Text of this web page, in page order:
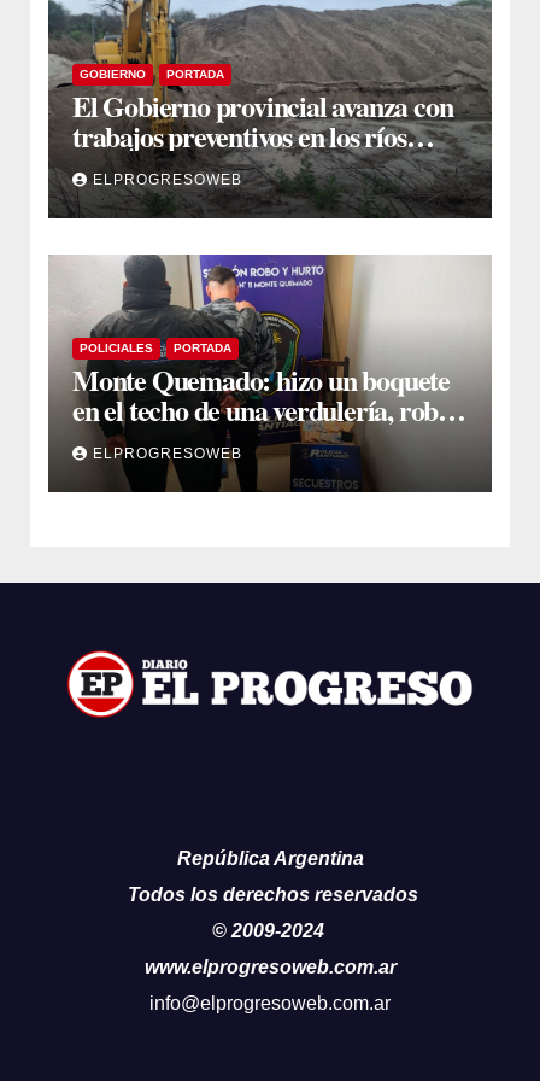
GOBIERNO PORTADA
El Gobierno provincial avanza con
trabajos preventivos en los ríos
Dulce y Salado y en los Bajos
Submeridionales
ELPROGRESOWEB
POLICIALES PORTADA
Monte Quemado: hizo un boquete
en el techo de una verdulería, robó
$800.000 y cayó tras ser filmado
ELPROGRESOWEB
República Argentina
Todos los derechos reservados
© 2009-2024
www.elprogresoweb.com.ar
info@elprogresoweb.com.ar